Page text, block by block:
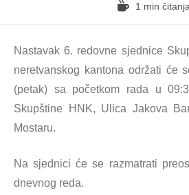
1 min čitanja
Nastavak 6. redovne sjednice
neretvanskog kantona održati će
(petak) sa početkom rada u
Skupštine HNK, Ulica Jakova
Mostaru.
Na sjednici će se razmatrati
dnevnog reda.